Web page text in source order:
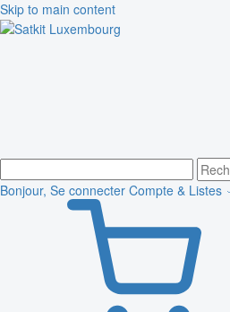
Skip to main content
Bonjour, Se connecter Compte & Listes